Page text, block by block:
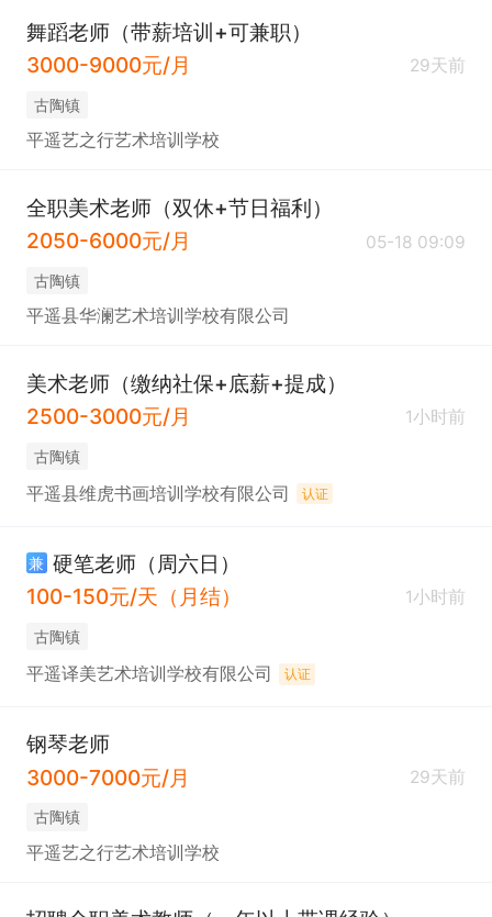
舞蹈老师（带薪培训+可兼职）
3000-9000元/月
29天前
古陶镇
平遥艺之行艺术培训学校
全职美术老师（双休+节日福利）
2050-6000元/月
05-18 09:09
古陶镇
平遥县华澜艺术培训学校有限公司
美术老师（缴纳社保+底薪+提成）
2500-3000元/月
1小时前
古陶镇
平遥县维虎书画培训学校有限公司 认证
兼 硬笔老师（周六日）
100-150元/天（月结）
1小时前
古陶镇
平遥译美艺术培训学校有限公司 认证
钢琴老师
3000-7000元/月
29天前
古陶镇
平遥艺之行艺术培训学校